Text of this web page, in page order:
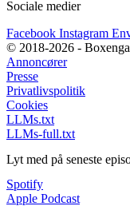
Sociale medier
Facebook Instagram
© 2018-2026 -
Annoncører
Presse
Privatlivspolitik
Cookies
LLMs.txt
LLMs-full.txt
Lyt med på seneste
Spotify
Apple Podcast